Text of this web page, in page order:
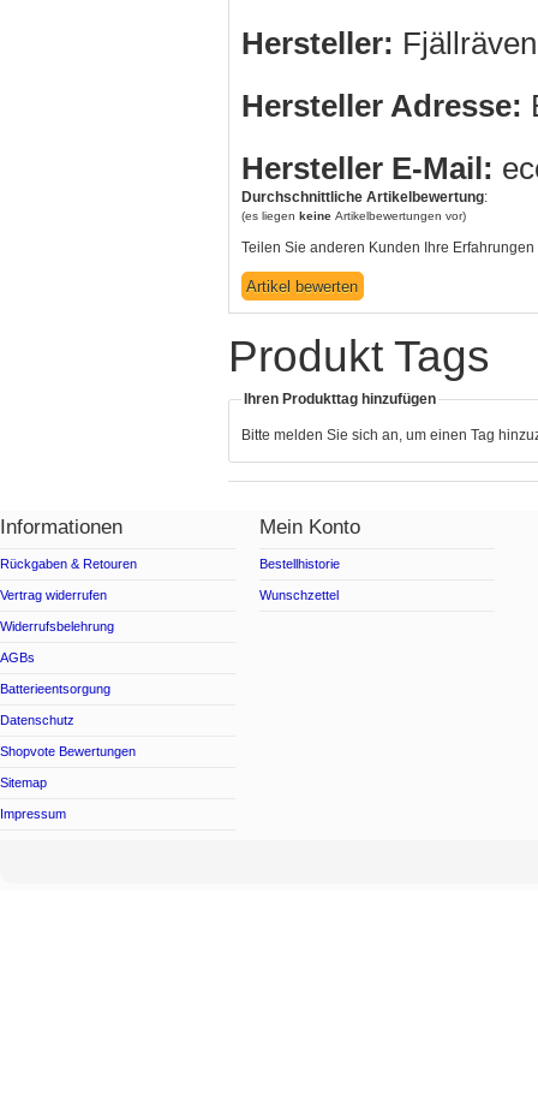
Hersteller:
Hersteller Adresse:
Hersteller E-Mail:
Durchschnittliche Artikelbewertung:
(es liegen keine Artikelbewertungen vor)
Teilen Sie anderen Kunden Ihre Erfahrungen
Produkt Tags
Ihren Produkttag hinzufügen
Bitte melden Sie sich an, um einen Tag
Informationen
Rückgaben & Retouren
Vertrag widerrufen
Widerrufsbelehrung
AGBs
Batterieentsorgung
Datenschutz
Shopvote Bewertungen
Sitemap
Impressum
Mein Konto
Bestellhistorie
Wunschzettel